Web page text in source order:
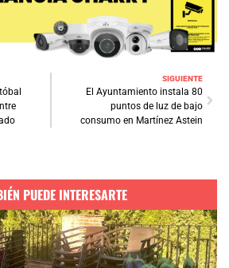
SIGUIENTE
El Ayuntamiento instala 80
puntos de luz de bajo
consumo en Martínez Astein
PUEDE INTERESARTE